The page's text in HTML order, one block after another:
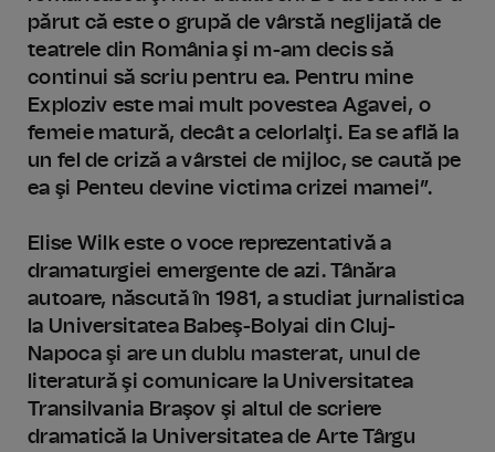
părut că este o grupă de vârstă neglijată de
teatrele din România şi m-am decis să
continui să scriu pentru ea. Pentru mine
Exploziv este mai mult povestea Agavei, o
femeie matură, decât a celorlalţi. Ea se află la
un fel de criză a vârstei de mijloc, se caută pe
ea şi Penteu devine victima crizei mamei”.
Elise Wilk este o voce reprezentativă a
dramaturgiei emergente de azi. Tânăra
autoare, născută în 1981, a studiat jurnalistica
la Universitatea Babeş-Bolyai din Cluj-
Napoca şi are un dublu masterat, unul de
literatură şi comunicare la Universitatea
Transilvania Braşov şi altul de scriere
dramatică la Universitatea de Arte Târgu